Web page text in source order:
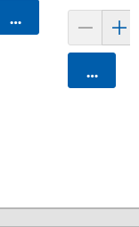
카트에 담기
카트에